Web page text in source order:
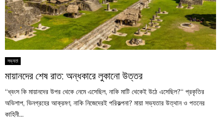
সভ্যতা
মায়ানদের শেষ রাত: অন্ধকারে লুকানো উত্তর
“ধ্বংস কি মায়ানদের উপর থেকে নেমে এসেছিল, নাকি মাটি থেকেই উঠে এসেছিল?“ প্রকৃতির
অভিশাপ, ভিনগ্রহের আক্রমণ, নাকি নিজেদেরই পরিকল্পনা? মায়া সভ্যতার উত্থান ও পতনের
কাহিনী...